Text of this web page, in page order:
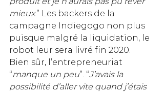
mieux.” Les backers de la
campagne Indiegogo non plus
puisque malgré la liquidation, le
robot leur sera livré fin 2020.
Bien sûr, l’entrepreneuriat
“manque un peu”. “J’avais la
possibilité d’aller vite quand j’étais